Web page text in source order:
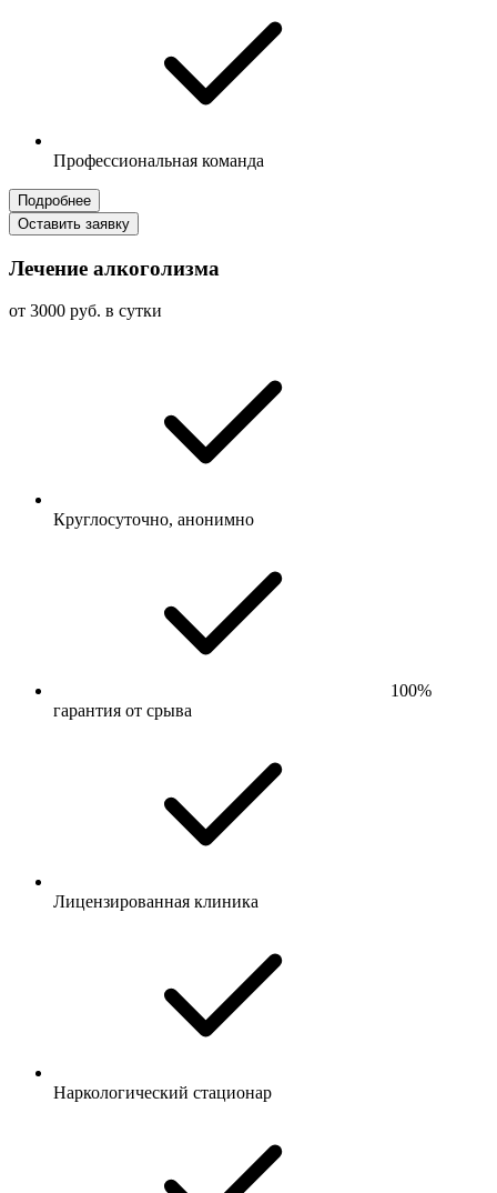
Профессиональная команда
Подробнее
Оставить заявку
Лечение алкоголизма
от 3000 руб. в сутки
Круглосуточно, анонимно
100%
гарантия от срыва
Лицензированная клиника
Наркологический стационар